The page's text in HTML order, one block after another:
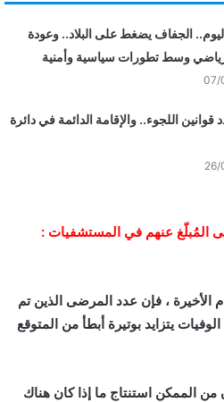
الجفاف يضغط على البلاد.. وعودة
وسط تطورات سياسية وأمنية
07/
قوانين اللجوء.. والإقامة الدائمة في دائرة
26/
المُبلّغ عنهم في المستشفيات :
الأخيرة ، فإن عدد المرضى الذين تم
يتزايد بوتيرة أبطأ من المتوقع
الممكن استنتاج ما إذا كان هناك